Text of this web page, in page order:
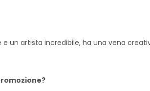
e un artista incredibile, ha una vena